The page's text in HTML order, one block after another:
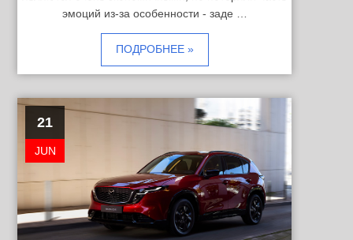
эмоций из-за особенности - заде …
ПОДРОБНЕЕ »
21
JUN